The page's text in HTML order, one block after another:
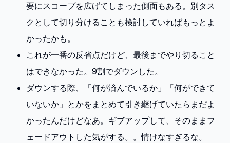
要にスコープを広げてしまった側面もある。別タス
クとして切り分けることも検討していればもっとよ
かったかも。
これが一番の反省点だけど、最後までやり切ること
はできなかった。9割でダウンした。
ダウンする際、「何が済んでいるか」「何ができて
いないか」とかをまとめて引き継げていたらまだよ
かったんだけどなあ。ギブアップして、そのままフ
ェードアウトした気がする。。情けなすぎるな。